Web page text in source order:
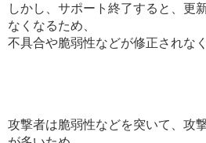
しかし、サポート終了すると、更
なくなるため、
不具合や脆弱性などが修正されな
攻撃者は脆弱性などを突いて、攻